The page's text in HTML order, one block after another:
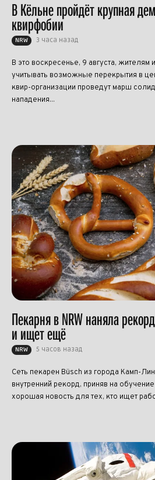
В Кёльне пройдёт крупная
квирфобии
NRW 3 часа назад
В это воскресенье, 9 августа, жителям
учитывать возможные перекрытия в
квир-организации проведут марш
нападения...
Пекарня в NRW наняла
и ищет ещё
NRW 5 часов назад
Сеть пекарен Büsch из города Камп-
внутренний рекорд, приняв на
хорошая новость для тех, кто ищет